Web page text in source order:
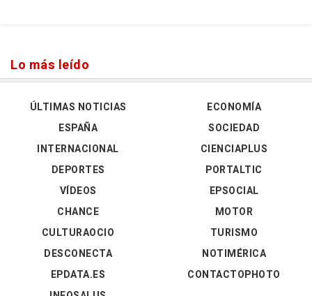
Lo más leído
ÚLTIMAS NOTICIAS
ESPAÑA
INTERNACIONAL
DEPORTES
VÍDEOS
ECONOMÍA
SOCIEDAD
CIENCIAPLUS
PORTALTIC
EPSOCIAL
CHANCE
CULTURAOCIO
DESCONECTA
EPDATA.ES
MOTOR
TURISMO
NOTIMÉRICA
CONTACTOPHOTO